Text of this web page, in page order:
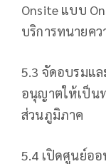
Onsite แบบ
บริการทนายค
5.3 จัดอบรมแ
อนุญาตให้เป็น
ส่วนภูมิภาค
5.4 เปิดศูนย์อ